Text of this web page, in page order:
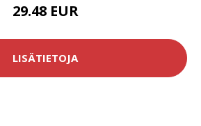
29.48 EUR
LISÄTIETOJA